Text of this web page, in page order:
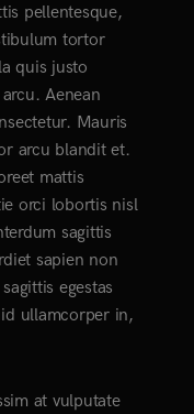
pellentesque,
tortor
quis justo
Aenean
Mauris
arcu blandit et.
mattis
orci lobortis nisl
sagittis
sapien non
egestas
ullamcorper in,
at vulputate